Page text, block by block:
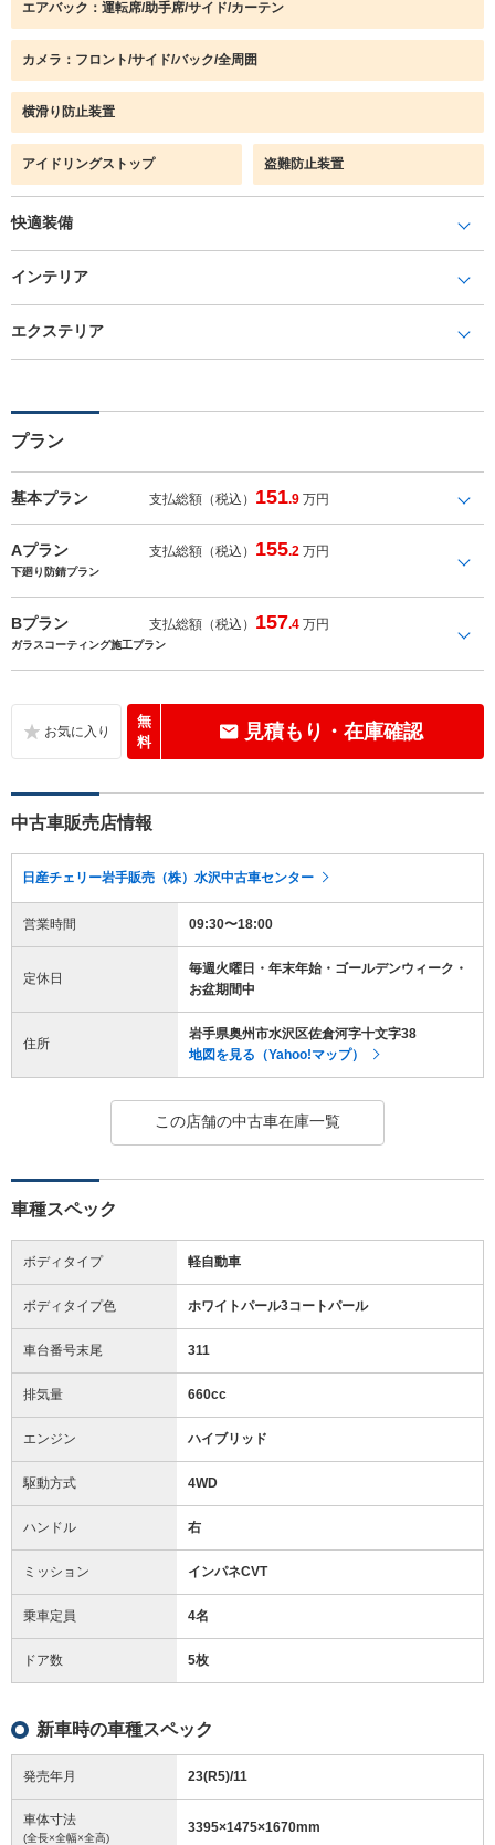
エアバック：運転席/助手席/サイド/カーテン
カメラ：フロント/サイド/バック/全周囲
横滑り防止装置
アイドリングストップ 盗難防止装置
快適装備
インテリア
エクステリア
プラン
基本プラン 支払総額（税込） 151.9 万円
Aプラン 支払総額（税込） 155.2 万円
下廻り防錆プラン
Bプラン 支払総額（税込） 157.4 万円
ガラスコーティング施工プラン
無
料
見積もり・在庫確認
中古車販売店情報
日産チェリー岩手販売（株）水沢中古車センター
営業時間 09:30〜18:00
定休日
毎週火曜日・年末年始・ゴールデンウィーク・
お盆期間中
住所
岩手県奥州市水沢区佐倉河字十文字38
地図を見る（Yahoo!マップ）
この店舗の中古車在庫一覧
車種スペック
ボディタイプ 軽自動車
ボディタイプ色 ホワイトパール3コートパール
車台番号末尾 311
排気量 660cc
エンジン ハイブリッド
駆動方式 4WD
ハンドル 右
ミッション インパネCVT
乗車定員 4名
ドア数 5枚
新車時の車種スペック
発売年月 23(R5)/11
車体寸法
(全長×全幅×全高)
3395×1475×1670mm